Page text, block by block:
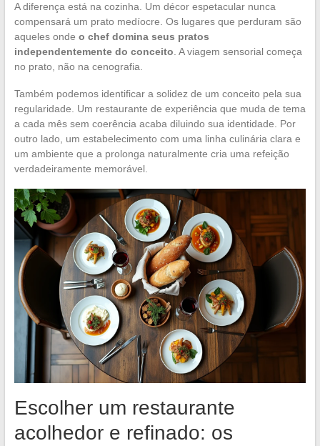
A diferença está na cozinha. Um décor espetacular nunca
compensará um prato medíocre. Os lugares que perduram são
aqueles onde o chef domina seus pratos
independentemente do conceito . A viagem sensorial começa
no prato, não na cenografia.
Também podemos identificar a solidez de um conceito pela sua
regularidade. Um restaurante de experiência que muda de tema
a cada mês sem coerência acaba diluindo sua identidade. Por
outro lado, um estabelecimento com uma linha culinária clara e
um ambiente que a prolonga naturalmente cria uma refeição
verdadeiramente memorável.
Escolher um restaurante
acolhedor e refinado: os